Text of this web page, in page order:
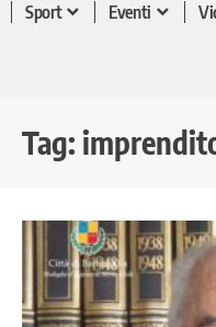
Sport
Eventi
Tag: